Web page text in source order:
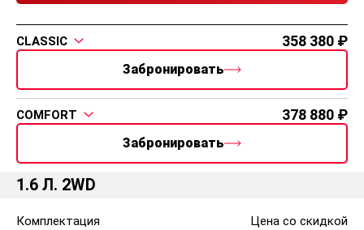
CLASSIC 358 380
Забронировать
COMFORT 378 880
Забронировать
1.6 Л. 2WD
Комплектация Цена со скидкой